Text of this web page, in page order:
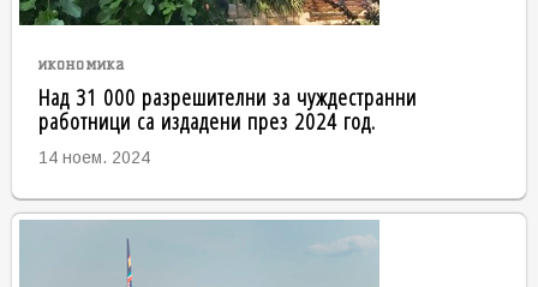
икономика
Над 31 000 разрешителни за чуждестранни
работници са издадени през 2024 год.
14 ноем. 2024